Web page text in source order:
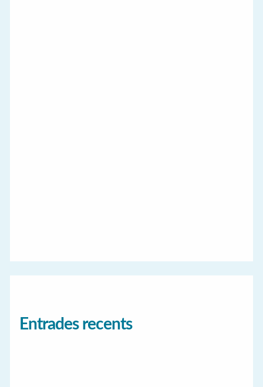
Entrades recents